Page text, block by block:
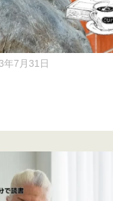
年7月31日